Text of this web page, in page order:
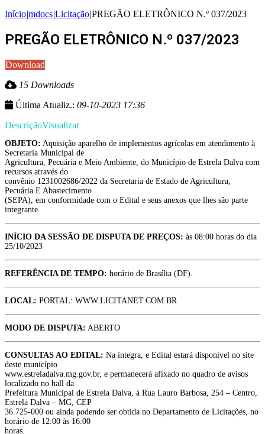
Início|mdocs|Licitação|PREGÃO ELETRÔNICO N.º 037/2023
PREGÃO ELETRÔNICO N.º 037/2023
Download
15 Downloads
Última Atualiz.: 09-10-2023 17:36
DescriçãoVisualizar
OBJETO: Aquisição aparelho de implementos agrícolas em atendimento à
Secretaria Municipal de
Agricultura, Pecuária e Meio Ambiente, do Município de Estrela Dalva com
recursos através do
convênio 1231002686/2022 da Secretaria de Estado de Agricultura,
Pecuária E Abastecimento
(SEPA), em conformidade com o Edital e seus anexos que lhes são parte
integrante.
INÍCIO DA SESSÃO DE DISPUTA DE PREÇOS: às 08:00 horas do dia
25/10/2023
REFERÊNCIA DE TEMPO: horário de Brasília (DF).
LOCAL: PORTAL: WWW.LICITANET.COM.BR
MODO DE DISPUTA: ABERTO
CONSULTAS AO EDITAL: Na íntegra, e Edital estará disponível no site
deste município
www.estreladalva.mg.gov.br, e permanecerá afixado no quadro de avisos
localizado no hall da
Prefeitura Municipal de Estrela Dalva, à Rua Lauro Barbosa, 254 – Centro,
Estrela Dalva – MG, CEP
36.725-000 ou ainda podendo ser obtida no Departamento de Licitações, no
horário de 12:00 às 16:00
horas.